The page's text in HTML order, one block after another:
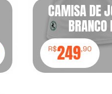
Galeria
CAMISA DE
R$249,90